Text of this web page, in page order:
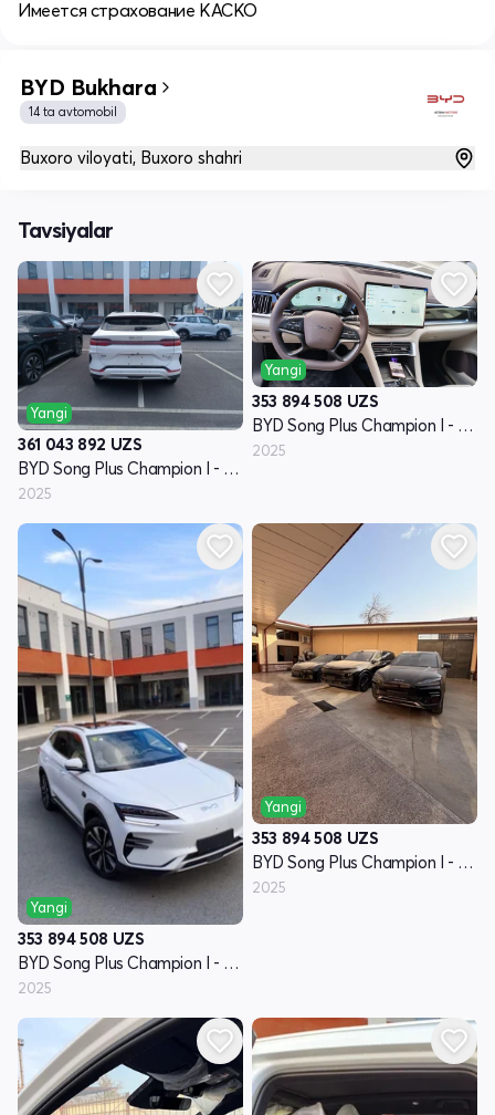
Имеется страхование КАСКО
BYD Bukhara
14 ta avtomobil
Buxoro viloyati, Buxoro shahri
Tavsiyalar
Yangi
361 043 892 UZS
BYD Song Plus Champion I - avlod
2025
Yangi
353 894 508 UZS
BYD Song Plus Champion I - avlod
2025
Yangi
353 894 508 UZS
BYD Song Plus Champion I - avlod
2025
Yangi
353 894 508 UZS
BYD Song Plus Champion I - avlod
2025